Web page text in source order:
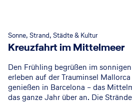
Sonne, Strand, Städte & Kultur
Kreuzfahrt im Mittelmeer
Den Frühling begrüßen im
erleben auf der Trauminsel
genießen in Barcelona – das
das ganze Jahr über an. Die